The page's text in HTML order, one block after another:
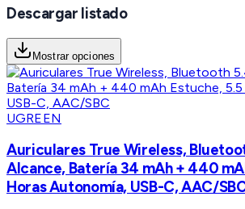
Descargar listado
Mostrar opciones
UGREEN
Auriculares True Wireless,
Alcance, Batería 34 mAh + 440
Horas Autonomía, USB-C, AAC/